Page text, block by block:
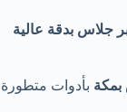
جلاس بدقة عالية
بمكة بأدوات متطورة